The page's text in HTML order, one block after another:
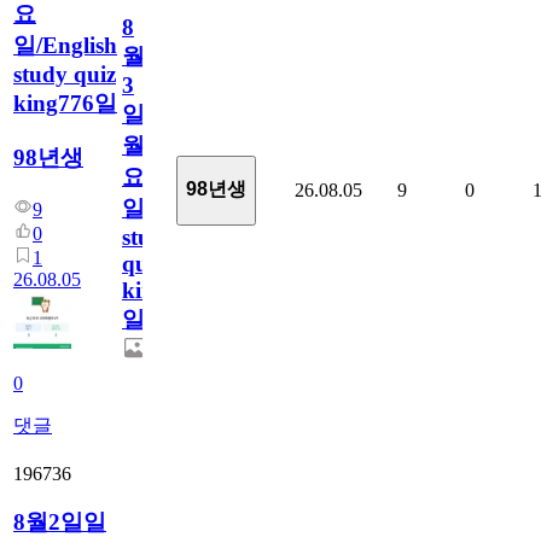
요
일/English
study quiz
king776일
98년생
9
0
1
26.08.05
0
댓글
8
월
3
일
월
요
일/English
study
quiz
king776
일
98년생 26.08.05 9 0 1
196736
8월2일일